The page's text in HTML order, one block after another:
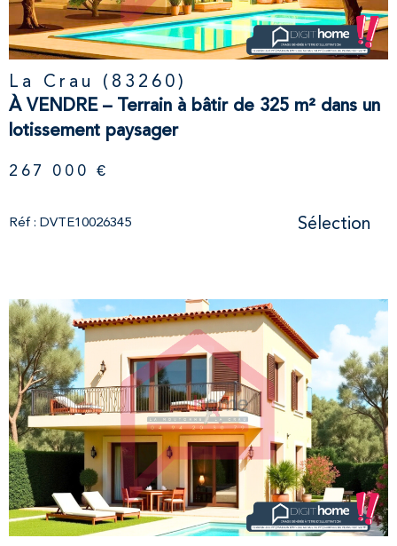
La Crau (83260)
À VENDRE – Terrain à bâtir de 325 m² dans un
lotissement paysager
267 000 €
Réf : DVTE10026345 Sélection
VOIR LE
BIEN